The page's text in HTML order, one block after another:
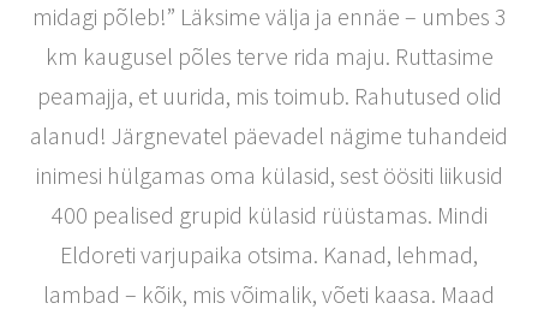
midagi põleb!” Läksime välja ja ennäe – umbes 3
km kaugusel põles terve rida maju. Ruttasime
peamajja, et uurida, mis toimub. Rahutused olid
alanud! Järgnevatel päevadel nägime tuhandeid
inimesi hülgamas oma külasid, sest öösiti liikusid
400 pealised grupid külasid rüüstamas. Mindi
Eldoreti varjupaika otsima. Kanad, lehmad,
lambad – kõik, mis võimalik, võeti kaasa. Maad